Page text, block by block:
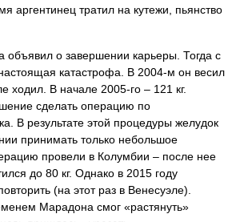
аргентинец тратил на кутежи, пьянство
объявил о завершении карьеры. Тогда с
катастрофа. В 2004-м он весил
ходил. В начале 2005-го – 121 кг.
сделать операцию по
В результате этой процедуры желудок
принимать только небольшое
провели в Колумбии – после нее
до 80 кг. Однако в 2015 году
(на этот раз в Венесуэле).
Марадона смог «растянуть»